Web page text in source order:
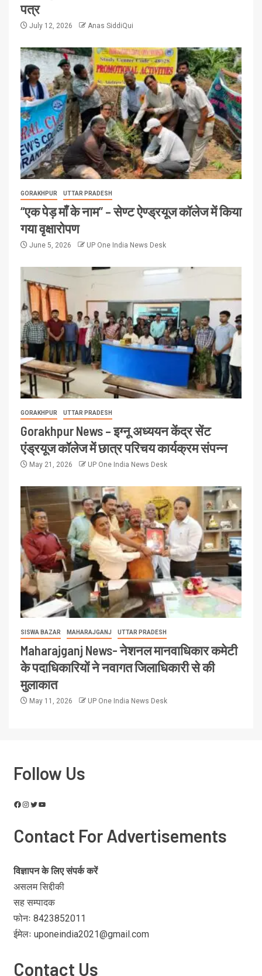
पत्र
July 12, 2026 Anas SiddiQui
GORAKHPUR UTTAR PRADESH
“एक पेड़ माँ के नाम” – सेण्ट ऐण्ड्रयूज कॉलेज में किया
गया वृक्षारोपण
June 5, 2026 UP One India News Desk
GORAKHPUR UTTAR PRADESH
Gorakhpur News – इग्नू अध्ययन केंद्र सेंट
एंड्रयूज कॉलेज में छात्र परिचय कार्यक्रम संपन्न
May 21, 2026 UP One India News Desk
SISWA BAZAR MAHARAJGANJ UTTAR PRADESH
Maharajganj News- नेशनल मानवाधिकार कमेटी
के पदाधिकारियों ने नवागत जिलाधिकारी से की
मुलाकात
May 11, 2026 UP One India News Desk
Follow Us
Contact For Advertisements
विज्ञापन के लिए संपर्क करें
असलम सिद्दीकी
सह सम्पादक
फोनः 8423852011
ईमेलः uponeindia2021@gmail.com
Contact Us